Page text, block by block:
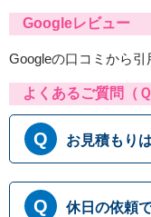
Googleレビュー
Googleの口コミから引
よくあるご質問（Ｑ
お見積もり
はい、まず
で見て現場
休日の依頼